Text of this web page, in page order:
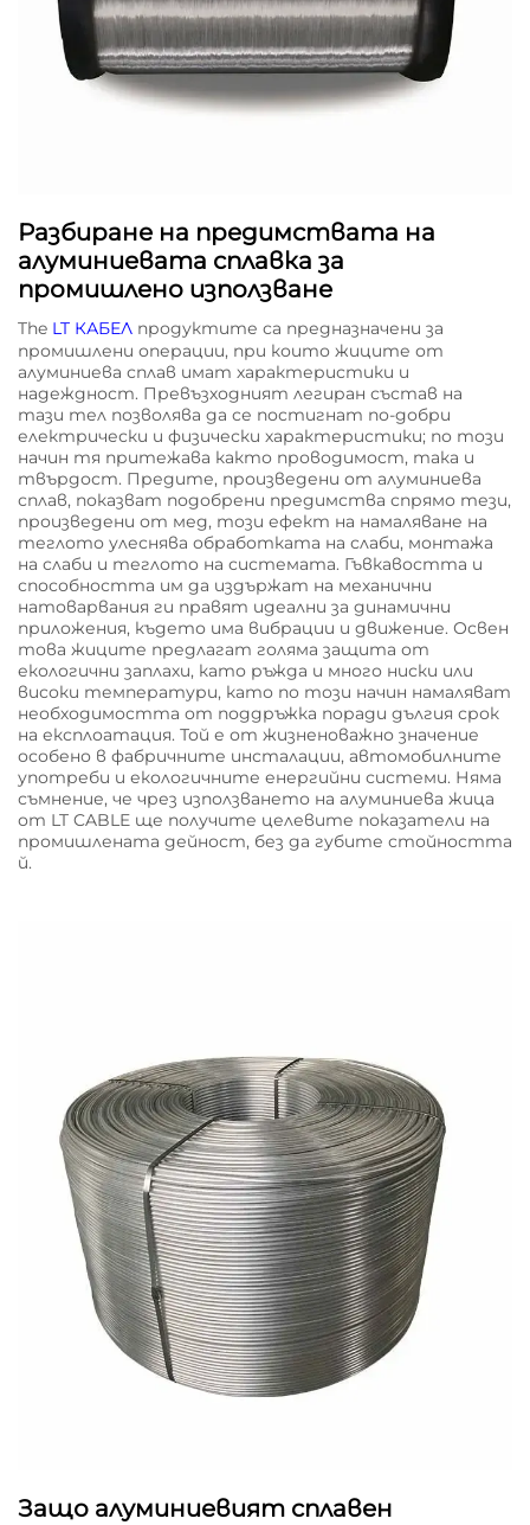
Разбиране на предимствата на
алуминиевата сплавка за
промишлено използване
The LT КАБЕЛ продуктите са предназначени за
промишлени операции, при които жиците от
алуминиева сплав имат характеристики и
надеждност. Превъзходният легиран състав на
тази тел позволява да се постигнат по-добри
електрически и физически характеристики; по този
начин тя притежава както проводимост, така и
твърдост. Предите, произведени от алуминиева
сплав, показват подобрени предимства спрямо тези,
произведени от мед, този ефект на намаляване на
теглото улеснява обработката на слаби, монтажа
на слаби и теглото на системата. Гъвкавостта и
способността им да издържат на механични
натоварвания ги правят идеални за динамични
приложения, където има вибрации и движение. Освен
това жиците предлагат голяма защита от
екологични заплахи, като ръжда и много ниски или
високи температури, като по този начин намаляват
необходимостта от поддръжка поради дългия срок
на експлоатация. Той е от жизненоважно значение
особено в фабричните инсталации, автомобилните
употреби и екологичните енергийни системи. Няма
съмнение, че чрез използването на алуминиева жица
от LT CABLE ще получите целевите показатели на
промишлената дейност, без да губите стойността
й.
Защо алуминиевият сплавен